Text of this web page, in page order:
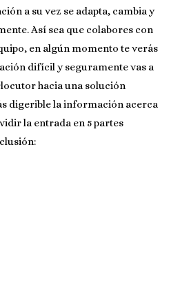
a su vez se adapta, cambia y
Así sea que colabores con
en algún momento te verás
difícil y seguramente vas a
hacia una solución
digerible la información acerca
la entrada en 5 partes